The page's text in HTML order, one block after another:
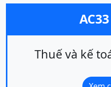
Thuế và kế